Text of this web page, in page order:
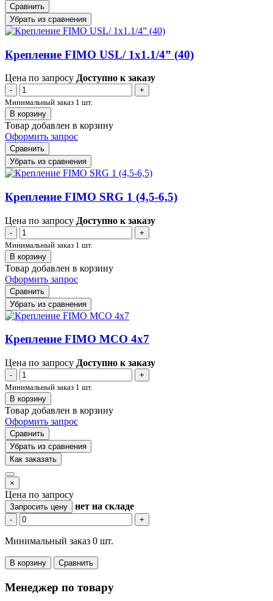
Сравнить
Убрать из сравнения
Крепление FIMO USL/ 1x1.1/4” (40)
Цена по запросу Доступно к заказу
-
+
Минимальный заказ 1 шт.
В корзину
Товар добавлен в корзину
Оформить запрос
Сравнить
Убрать из сравнения
Крепление FIMO SRG 1 (4,5-6,5)
Цена по запросу Доступно к заказу
-
+
Минимальный заказ 1 шт.
В корзину
Товар добавлен в корзину
Оформить запрос
Сравнить
Убрать из сравнения
Крепление FIMO MCO 4x7
Цена по запросу Доступно к заказу
-
+
Минимальный заказ 1 шт.
В корзину
Товар добавлен в корзину
Оформить запрос
Сравнить
Убрать из сравнения
Как заказать
×
Цена по запросу
Запросить цену нет на складе
- +
Минимальный заказ 0 шт.
В корзину Сравнить
Менеджер по товару